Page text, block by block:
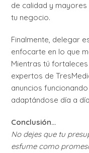
de calidad y
tu negocio.
Finalmente, delegar
enfocarte en lo que
Mientras tú
expertos de
anuncios
adaptándose día a
Conclusión…
No dejes que tu
esfume como